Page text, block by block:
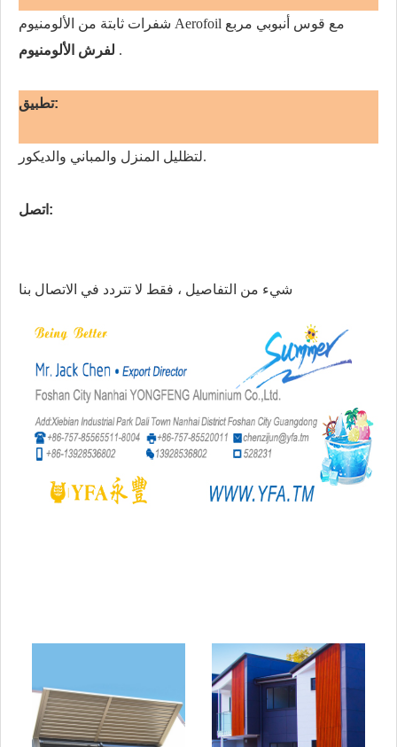
شفرات ثابتة من الألومنيوم Aerofoil مع قوس أنبوبي مربع
لفرش الألومنيوم .
تطبيق:
لتظليل المنزل والمباني والديكور.
اتصل:
شيء من التفاصيل ، فقط لا تتردد في الاتصال بنا